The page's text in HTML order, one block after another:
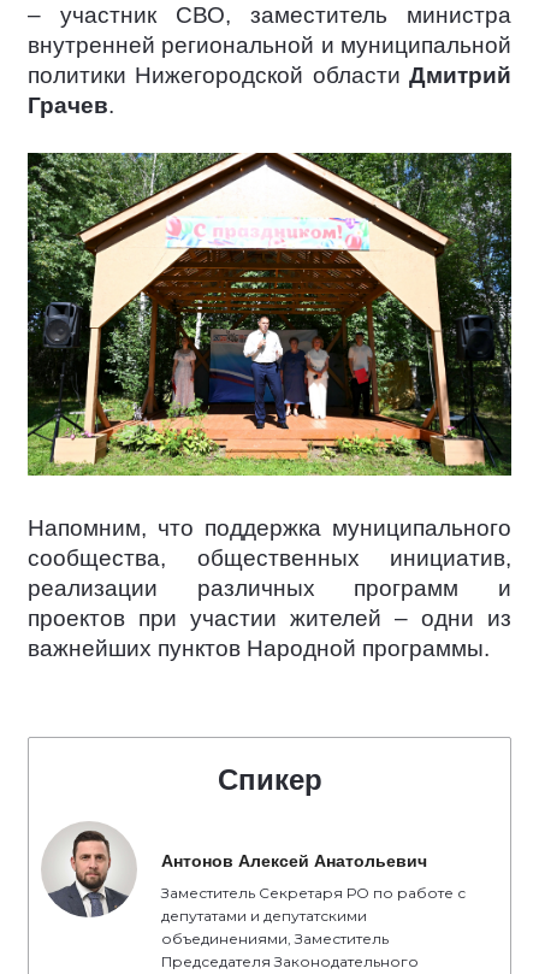
– участник СВО, заместитель министра
внутренней региональной и муниципальной
политики Нижегородской области Дмитрий
Грачев.
Напомним, что поддержка муниципального
сообщества, общественных инициатив,
реализации различных программ и
проектов при участии жителей – одни из
важнейших пунктов Народной программы.
Спикер
Антонов Алексей Анатольевич
Заместитель Секретаря РО по работе с
депутатами и депутатскими
объединениями, Заместитель
Председателя Законодательного